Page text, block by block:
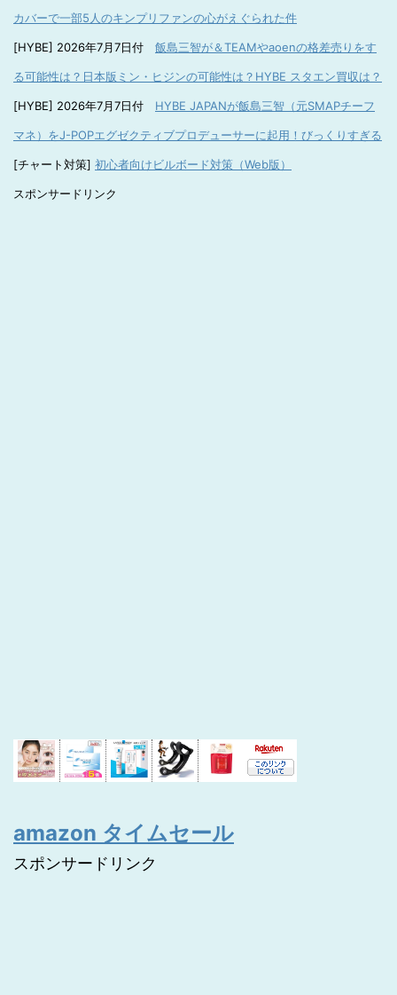
カバーで一部5人のキンプリファンの心がえぐられた件
[HYBE] 2026年7月7日付 飯島三智が＆TEAMやaoenの格差売りをす
る可能性は？日本版ミン・ヒジンの可能性は？HYBE スタエン買収は？
[HYBE] 2026年7月7日付 HYBE JAPANが飯島三智（元SMAPチーフ
マネ）をJ-POPエグゼクティブプロデューサーに起用！びっくりすぎる
[チャート対策] 初心者向けビルボード対策（Web版）
スポンサードリンク
amazon タイムセール
スポンサードリンク